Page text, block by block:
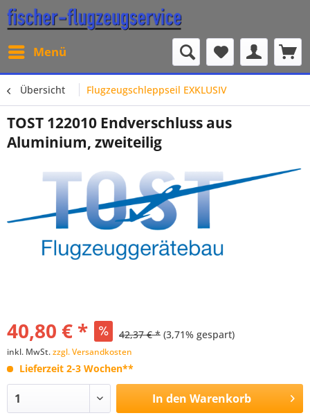
Menü
Übersicht Flugzeugschleppseil EXKLUSIV
TOST 122010 Endverschluss aus
Aluminium, zweiteilig
40,80 € * 42,37 € * (3,71% gespart)
inkl. MwSt.zzgl. Versandkosten
Lieferzeit 2-3 Wochen**
In den Warenkorb